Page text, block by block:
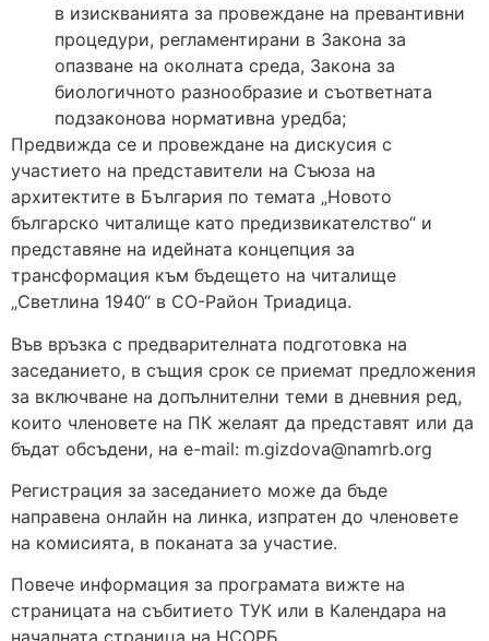
в изискванията за провеждане на превантивни
процедури, регламентирани в Закона за
опазване на околната среда, Закона за
биологичното разнообразие и съответната
подзаконова нормативна уредба;
Предвижда се и провеждане на дискусия с
участието на представители на Съюза на
архитектите в България по темата „Новото
българско читалище като предизвикателство“ и
представяне на идейната концепция за
трансформация към бъдещето на читалище
„Светлина 1940“ в СО-Район Триадица.
Във връзка с предварителната подготовка на
заседанието, в същия срок се приемат предложения
за включване на допълнителни теми в дневния ред,
които членовете на ПК желаят да представят или да
бъдат обсъдени, на e-mail: m.gizdova@namrb.org
Регистрация за заседанието може да бъде
направена онлайн на линка, изпратен до членовете
на комисията, в поканата за участие.
Повече информация за програмата вижте на
страницата на събитието ТУК или в Календара на